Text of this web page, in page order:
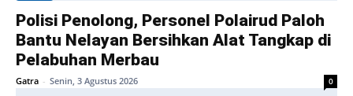
Polisi Penolong, Personel Polairud Paloh
Bantu Nelayan Bersihkan Alat Tangkap di
Pelabuhan Merbau
Gatra - Senin, 3 Agustus 2026 0